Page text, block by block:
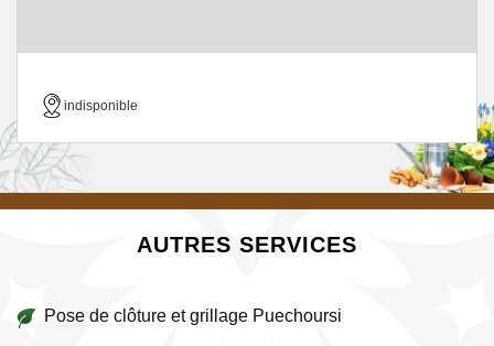
indisponible
AUTRES SERVICES
Pose de clôture et grillage Puechoursi